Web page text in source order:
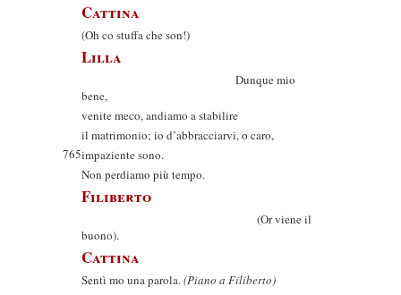
Cattina
(Oh co stuffa che son!)
Lilla
Dunque mio
bene,
venite meco, andiamo a stabilire
il matrimonio; io d’abbracciarvi, o caro,
765impaziente sono.
Non perdiamo più tempo.
Filiberto
(Or viene il
buono).
Cattina
Sentì mo una parola.(Piano a Filiberto)